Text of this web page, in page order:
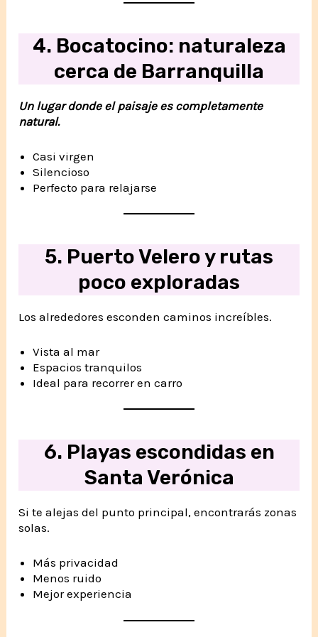
4. Bocatocino: naturaleza
cerca de Barranquilla
Un lugar donde el paisaje es completamente
natural.
Casi virgen
Silencioso
Perfecto para relajarse
5. Puerto Velero y rutas
poco exploradas
Los alrededores esconden caminos increíbles.
Vista al mar
Espacios tranquilos
Ideal para recorrer en carro
6. Playas escondidas en
Santa Verónica
Si te alejas del punto principal, encontrarás zonas
solas.
Más privacidad
Menos ruido
Mejor experiencia